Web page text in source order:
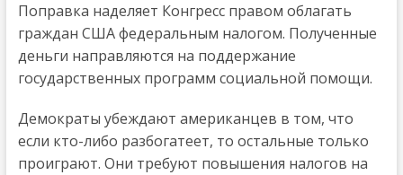
Поправка наделяет Конгресс правом облагать
граждан США федеральным налогом. Полученные
деньги направляются на поддержание
государственных программ социальной помощи.
Демократы убеждают американцев в том, что
если кто-либо разбогатеет, то остальные только
проиграют. Они требуют повышения налогов на